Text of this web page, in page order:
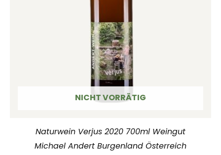
NICHT VORRÄTIG
Naturwein Verjus 2020 700ml Weingut
Michael Andert Burgenland Österreich